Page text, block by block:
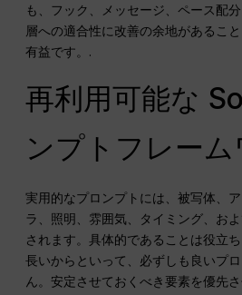
も、フック、メッセージ、ペース配
層への適合性に改善の余地があるこ
有益です。.
再利用可能な
ンプトフレーム
実用的なプロンプトには、被写体、
ラ、照明、雰囲気、タイミング、お
されます。具体的であることは役立
長いからといって、必ずしも良いプ
ん。安定させておくべき要素を優先